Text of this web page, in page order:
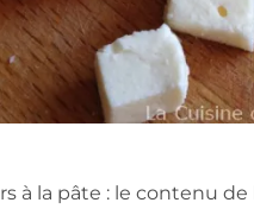
à la pâte : le contenu de